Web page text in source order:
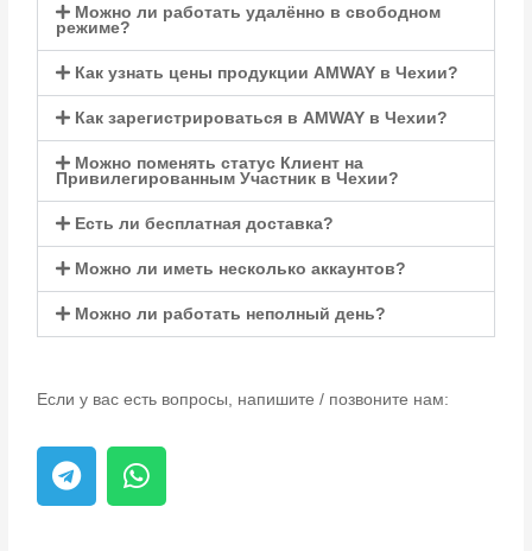
Можно ли работать удалённо в свободном
режиме?
Как узнать цены продукции AMWAY в Чехии?
Как зарегистрироваться в AMWAY в Чехии?
Можно поменять статус Клиент на
Привилегированным Участник в Чехии?
Есть ли бесплатная доставка?
Можно ли иметь несколько аккаунтов?
Можно ли работать неполный день?
Если у вас есть вопросы, напишите / позвоните нам: